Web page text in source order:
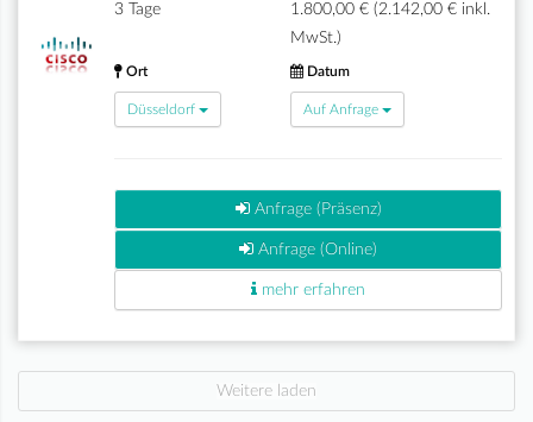
3 Tage
1.800,00 € (2.142,00 € inkl.
MwSt.)
Ort
Düsseldorf
Datum
Auf Anfrage
Anfrage (Präsenz)
Anfrage (Online)
mehr erfahren
Weitere laden